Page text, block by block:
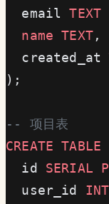
  email
TEXT
  name
TEXT,
  created_at
);
-- 项目表
CREATE TABLE
  id
SERIAL
  user_id